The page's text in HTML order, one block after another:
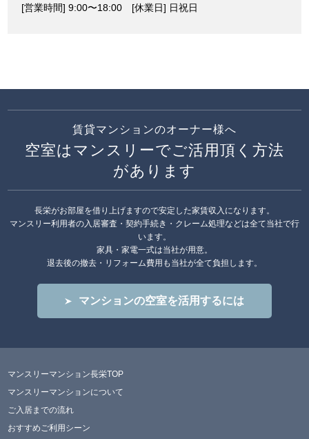
[営業時間] 9:00〜18:00 [休業日] 日祝日
賃貸マンションのオーナー様へ
空室はマンスリーでご活用頂く方法
があります
長栄がお部屋を借り上げますので安定した家賃収入になります。
マンスリー利用者の入居審査・契約手続き・クレーム処理などは全て当社で行
います。
家具・家電一式は当社が用意。
退去後の撤去・リフォーム費用も当社が全て負担します。
マンションの空室を活用するには
マンスリーマンション長栄TOP
マンスリーマンションについて
ご入居までの流れ
おすすめご利用シーン